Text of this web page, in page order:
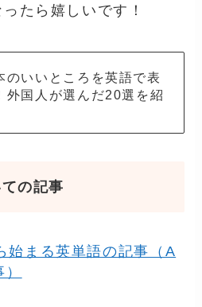
たら嬉しいです！
のいいところを英語で表
外国人が選んだ20選を紹
の記事
始まる英単語の記事（A